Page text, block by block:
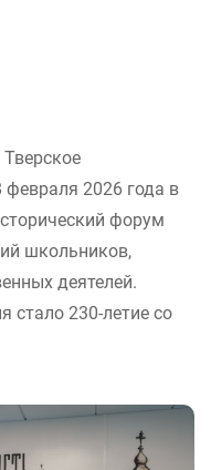
февраля 2026 года в
форум
школьников,
деятелей.
стало 230-летие со